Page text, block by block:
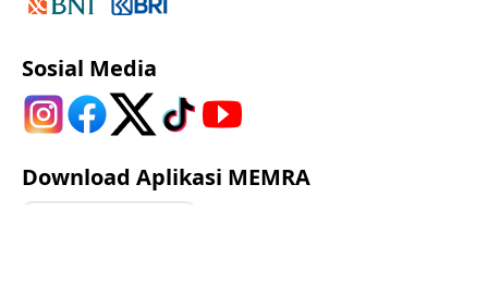
Sosial Media
Download Aplikasi MEMRA